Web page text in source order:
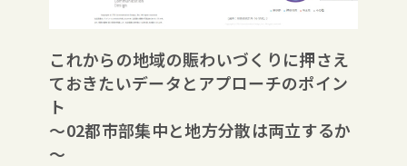
これからの地域の賑わいづくりに押さえ
ておきたいデータとアプローチのポイン
ト
～02都市部集中と地方分散は両立するか
～